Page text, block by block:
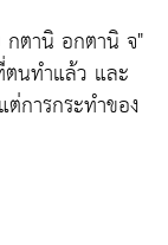
กตานิ อกตานิ จ"
ตนทำแล้ว และ
การกระทำของ